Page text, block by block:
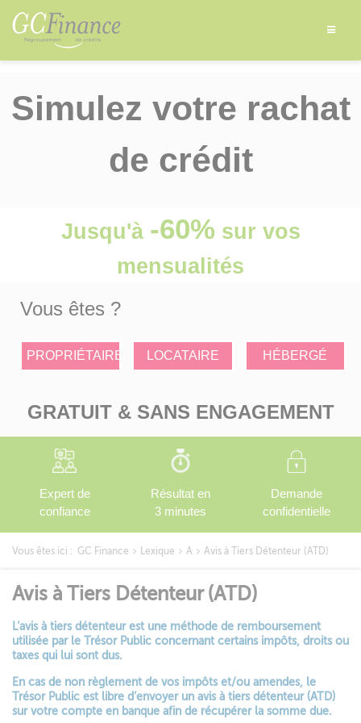
Simulez votre rachat
de crédit
Jusqu'à -60% sur vos
mensualités
Vous êtes ?
PROPRIÉTAIRE LOCATAIRE HÉBERGÉ
GRATUIT & SANS ENGAGEMENT
Expert de
confiance
Résultat en
3 minutes
Demande
confidentielle
Vous êtes ici : GC Finance Lexique A Avis à Tiers Détenteur (ATD)
Avis à Tiers Détenteur (ATD)
L’avis à tiers détenteur est une méthode de remboursement
utilisée par le Trésor Public concernant certains impôts, droits ou
taxes qui lui sont dus.
En cas de non règlement de vos impôts et/ou amendes, le
Trésor Public est libre d’envoyer un avis à tiers détenteur (ATD)
sur votre compte en banque afin de récupérer la somme due.